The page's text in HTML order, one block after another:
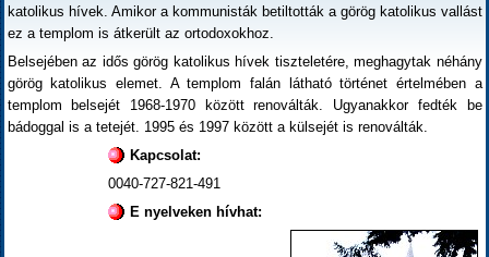
katolikus hívek. Amikor a kommunisták betiltották a görög katolikus vallást
ez a templom is átkerült az ortodoxokhoz.
Belsejében az idős görög katolikus hívek tiszteletére, meghagytak néhány
görög katolikus elemet. A templom falán látható történet értelmében a
templom belsejét 1968-1970 között renoválták. Ugyanakkor fedték be
bádoggal is a tetejét. 1995 és 1997 között a külsejét is renoválták.
Kapcsolat:
0040-727-821-491
E nyelveken hívhat: